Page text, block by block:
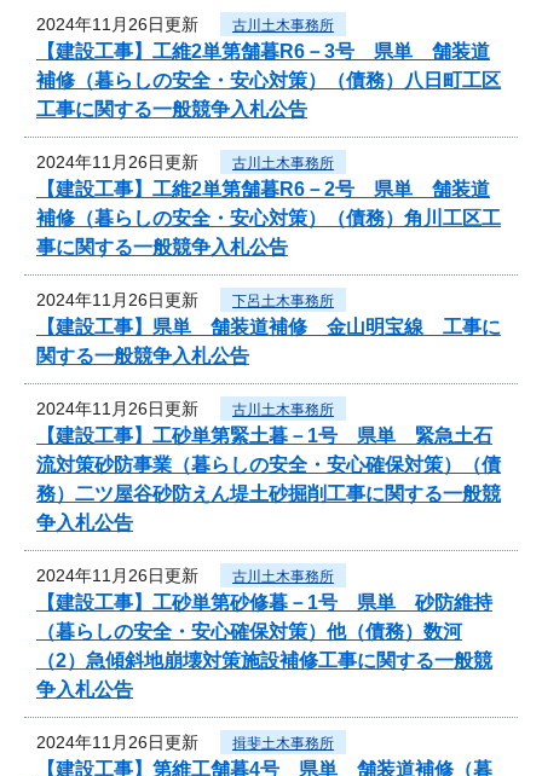
2024年11月26日更新 古川土木事務所
【建設工事】工維2単第舗暮R6－3号 県単 舗装道
補修（暮らしの安全・安心対策）（債務）八日町工区
工事に関する一般競争入札公告
2024年11月26日更新 古川土木事務所
【建設工事】工維2単第舗暮R6－2号 県単 舗装道
補修（暮らしの安全・安心対策）（債務）角川工区工
事に関する一般競争入札公告
2024年11月26日更新 下呂土木事務所
【建設工事】県単 舗装道補修 金山明宝線 工事に
関する一般競争入札公告
2024年11月26日更新 古川土木事務所
【建設工事】工砂単第緊土暮－1号 県単 緊急土石
流対策砂防事業（暮らしの安全・安心確保対策）（債
務）二ツ屋谷砂防えん堤土砂掘削工事に関する一般競
争入札公告
2024年11月26日更新 古川土木事務所
【建設工事】工砂単第砂修暮－1号 県単 砂防維持
（暮らしの安全・安心確保対策）他（債務）数河
（2）急傾斜地崩壊対策施設補修工事に関する一般競
争入札公告
2024年11月26日更新 揖斐土木事務所
【建設工事】第維工舗暮4号 県単 舗装道補修（暮